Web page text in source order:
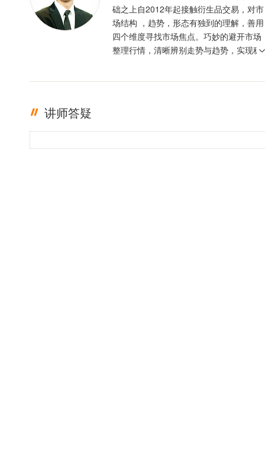
础之上自2012年起接触衍生品交易，对市
场结构 ，趋势，形态有独到的理解，善用
四个维度寻找市场焦点。巧妙的避开市场
整理行情，清晰辨别走势与趋势，实现稳
讲师答疑